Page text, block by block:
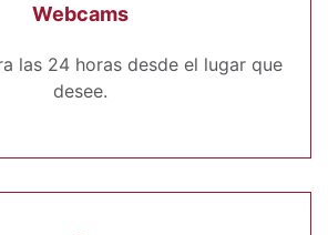
Webcams
las 24 horas desde el lugar que
desee.